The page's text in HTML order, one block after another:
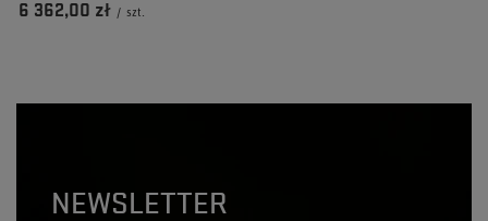
6 362,00 zł / szt.
NEWSLETTER